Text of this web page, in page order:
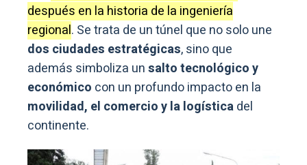
después en la historia de la ingeniería
regional. Se trata de un túnel que no solo une
dos ciudades estratégicas, sino que
además simboliza unsalto tecnológico y
económico con un profundo impacto en la
movilidad, el comercio y la logísticadel
continente.